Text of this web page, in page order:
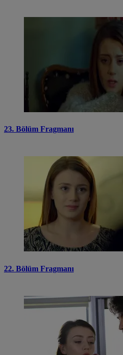
23. Bölüm Fragmanı
22. Bölüm Fragmanı